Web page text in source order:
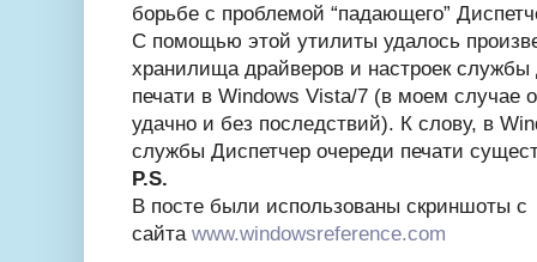
борьбе с проблемой “падающего”
С помощью этой утилиты удалось
хранилища драйверов и настроек службы
печати в Windows Vista/7 (в моем случае
удачно и без последствий). К слову, в
службы Диспетчер очереди печати
P.S.
В посте были использованы скриншоты с
сайта www.windowsreference.com